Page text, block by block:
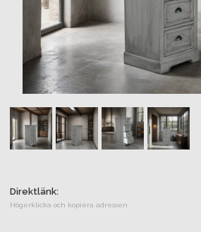
Direktlänk:
Högerklicka och kopiera adressen